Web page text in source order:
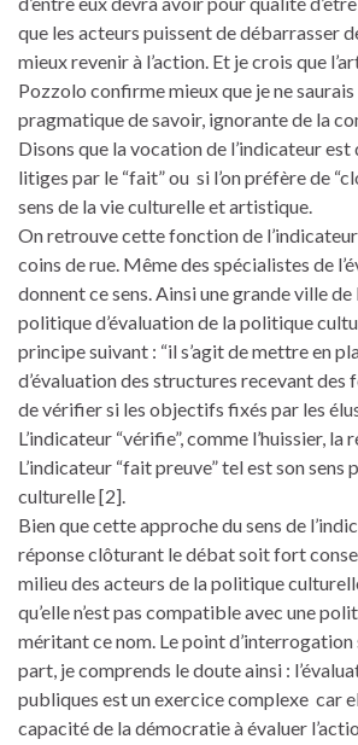
que les acteurs puissent de débarrasser
mieux revenir à l’action. Et je crois que
Pozzolo confirme mieux que je ne
pragmatique de savoir, ignorante de la
Disons que la vocation de l’indicateur
litiges par le “fait” ou si l’on préfère de
sens de la vie culturelle et artistique.
On retrouve cette fonction de
coins de rue. Même des spécialistes de
donnent ce sens. Ainsi une grande ville de
politique d’évaluation de la politique
principe suivant : “il s’agit de mettre en
d’évaluation des structures recevant des
de vérifier si les objectifs fixés par les
L’indicateur “vérifie”, comme l’huissier, la
L’indicateur “fait preuve” tel est son
culturelle [2].
Bien que cette approche du sens de
réponse clôturant le débat soit fort
milieu des acteurs de la politique
qu’elle n’est pas compatible avec une
méritant ce nom. Le point d’interrogation
part, je comprends le doute ainsi :
publiques est un exercice complexe car
capacité de la démocratie à évaluer